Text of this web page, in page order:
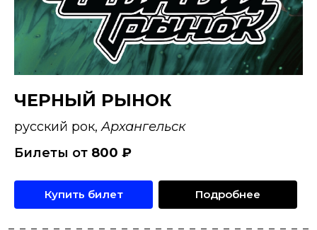
ЧЕРНЫЙ РЫНОК
русский рок,Архангельск
Билеты от 800 ₽
Купить билет Подробнее